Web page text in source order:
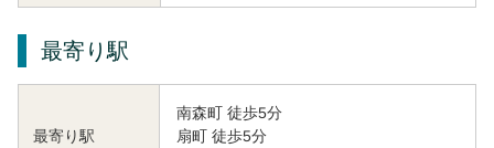
最寄り駅
最寄り駅
南森町 徒歩5分
扇町 徒歩5分